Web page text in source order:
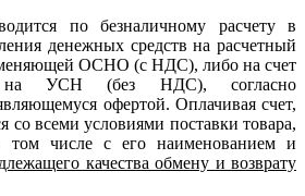
по безналичному расчету в
денежных средств на расчетный
ОСНО (с НДС), либо на счет
на УСН (без НДС), согласно
офертой. Оплачивая счет,
со всеми условиями поставки товара,
том числе с его наименованием и
качества обмену и возврату